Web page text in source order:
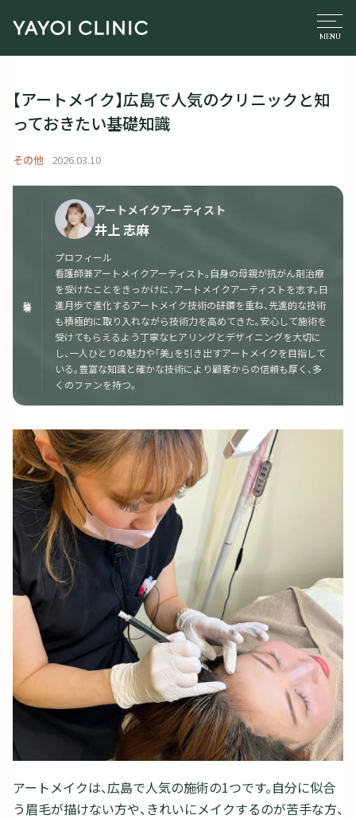
【アートメイク】広島で人気のクリニックと知
っておきたい基礎知識
その他 2026.03.10
アートメイクアーティスト
井上 志麻
プロフィール
看護師兼アートメイクアーティスト。自身の母親が抗がん剤治療
を受けたことをきっかけに、アートメイクアーティストを志す。日
進月歩で進化するアートメイク技術の研鑽を重ね、先進的な技術
も積極的に取り入れながら技術力を高めてきた。安心して施術を
受けてもらえるよう丁寧なヒアリングとデザイニングを大切に
し、一人ひとりの魅力や「美」を引き出すアートメイクを目指して
いる。豊富な知識と確かな技術により顧客からの信頼も厚く、多
くのファンを持つ。
アートメイクは、広島で人気の施術の1つです。自分に似合
う眉毛が描けない方や、きれいにメイクするのが苦手な方、